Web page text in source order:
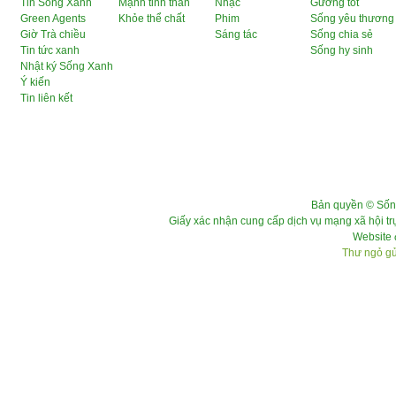
Tin Sống Xanh
Green Agents
Giờ Trà chiều
Tin tức xanh
Nhật ký Sống Xanh
Ý kiến
Tin liên kết
Mạnh tinh thần
Khỏe thể chất
Nhạc
Phim
Sáng tác
Gương tốt
Sống yêu thương
Sống chia sẻ
Sống hy sinh
Bản quyền ©
Giấy xác nhận cung cấp dịch vụ mạng xã hội
Website
Thư ngỏ